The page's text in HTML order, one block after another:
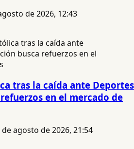
de 2026, 12:43
tras la caída ante Deportes
en el mercado de
de agosto de 2026, 21:54